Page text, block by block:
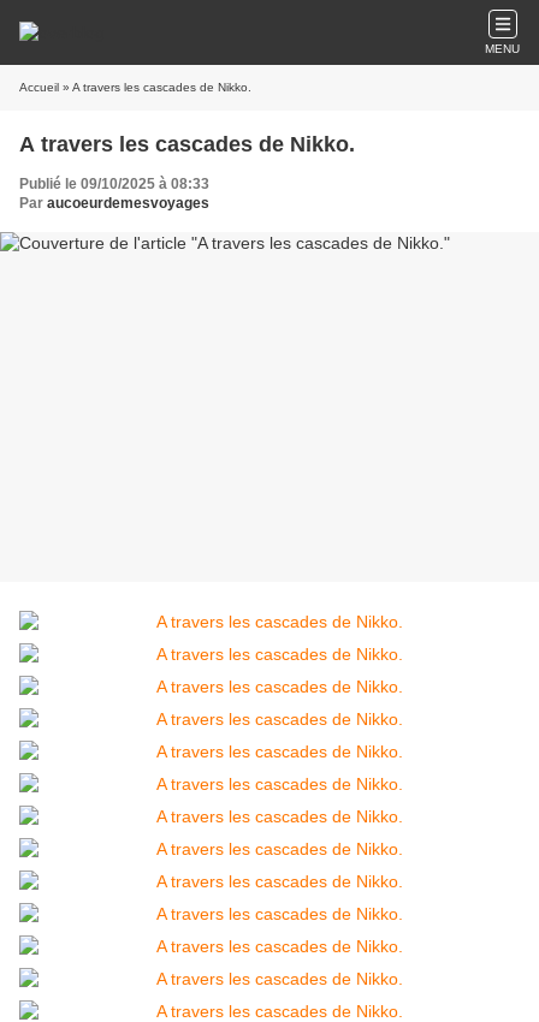
MENU
Accueil » A travers les cascades de Nikko.
A travers les cascades de Nikko.
Publié le 09/10/2025 à 08:33
Par aucoeurdemesvoyages